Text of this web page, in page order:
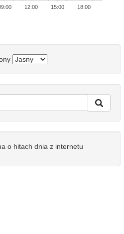
12:00 15:00 18:00
o hitach dnia z internetu